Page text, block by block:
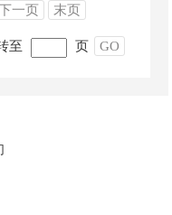
一页 末页
至 页 GO